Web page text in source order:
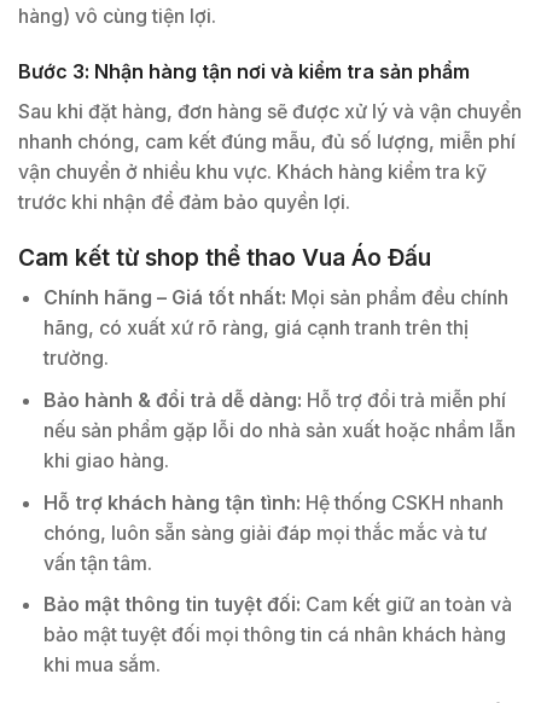
hàng) vô cùng tiện lợi.
Bước 3: Nhận hàng tận nơi và kiểm tra sản phẩm
Sau khi đặt hàng, đơn hàng sẽ được xử lý và vận chuyển
nhanh chóng, cam kết đúng mẫu, đủ số lượng, miễn phí
vận chuyển ở nhiều khu vực. Khách hàng kiểm tra kỹ
trước khi nhận để đảm bảo quyền lợi.
Cam kết từ shop thể thao Vua Áo Đấu
Chính hãng – Giá tốt nhất: Mọi sản phẩm đều chính
hãng, có xuất xứ rõ ràng, giá cạnh tranh trên thị
trường.
Bảo hành & đổi trả dễ dàng: Hỗ trợ đổi trả miễn phí
nếu sản phẩm gặp lỗi do nhà sản xuất hoặc nhầm lẫn
khi giao hàng.
Hỗ trợ khách hàng tận tình: Hệ thống CSKH nhanh
chóng, luôn sẵn sàng giải đáp mọi thắc mắc và tư
vấn tận tâm.
Bảo mật thông tin tuyệt đối: Cam kết giữ an toàn và
bảo mật tuyệt đối mọi thông tin cá nhân khách hàng
khi mua sắm.